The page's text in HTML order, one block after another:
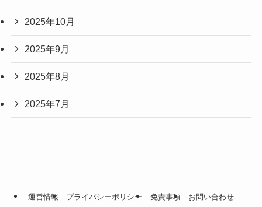
2025年10月
2025年9月
2025年8月
2025年7月
運営情報 プライバシーポリシー 免責事項 お問い合わせ